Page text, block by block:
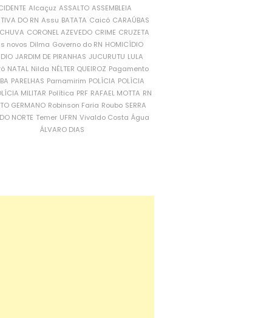
Alcaçuz ASSALTO ASSEMBLEIA
DO RN Assu BATATA Caicó CARAÚBAS
CORONEL AZEVEDO CRIME CRUZETA
novos Dilma Governo do RN HOMICÍDIO
JARDIM DE PIRANHAS JUCURUTU LULA
NATAL Nilda NÉLTER QUEIROZ Pagamento
PARELHAS Parnamirim POLÍCIA POLÍCIA
MILITAR Política PRF RAFAEL MOTTA RN
GERMANO Robinson Faria Roubo SERRA
NORTE Temer UFRN Vivaldo Costa Água
ÁLVARO DIAS